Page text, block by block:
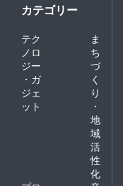
カテゴリー
テク
ノロ
ジー
・ガ
ジェ
ット
ま
ち
づ
く
り
・
地
域
活
性
化